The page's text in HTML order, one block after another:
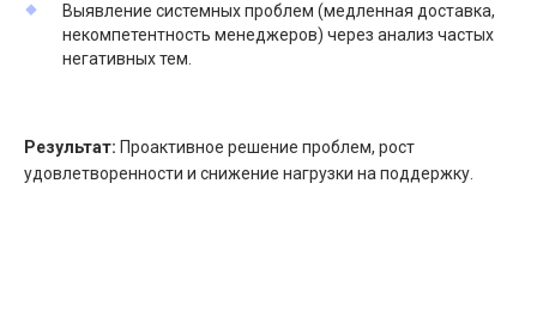
Выявление системных проблем (медленная доставка,
некомпетентность менеджеров) через анализ частых
негативных тем.
Результат: Проактивное решение проблем, рост
удовлетворенности и снижение нагрузки на поддержку.